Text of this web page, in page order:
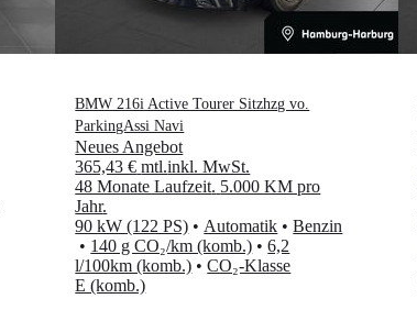
BMW 216i Active Tourer Sitzhzg vo.
ParkingAssi Navi
Neues Angebot
365,43 € mtl.inkl. MwSt.
48 Monate Laufzeit. 5.000 KM pro
Jahr.
90 kW (122 PS) • Automatik • Benzin
• 140 g CO₂/km (komb.) • 6,2
l/100km (komb.) • CO₂-Klasse
E (komb.)